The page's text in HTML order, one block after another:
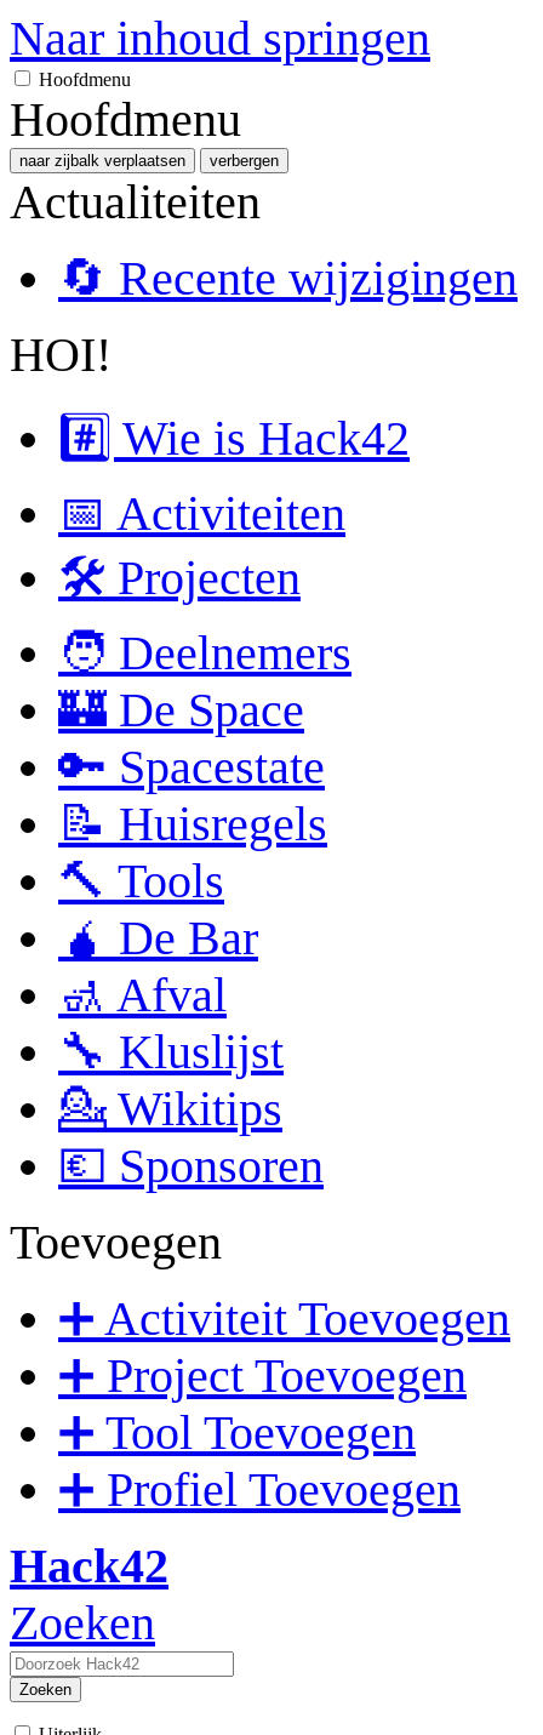
Naar inhoud springen
Hoofdmenu
Hoofdmenu
naar zijbalk verplaatsen verbergen
Actualiteiten
🔄 Recente wijzigingen
HOI!
#️⃣ Wie is Hack42
📅 Activiteiten
🛠 Projecten
🧑 Deelnemers
🏰 De Space
🔑 Spacestate
📝 Huisregels
🔨 Tools
🧉 De Bar
🚮 Afval
🔧 Kluslijst
💁 Wikitips
💶 Sponsoren
Toevoegen
➕ Activiteit Toevoegen
➕ Project Toevoegen
➕ Tool Toevoegen
➕ Profiel Toevoegen
Hack42
Zoeken
Zoeken